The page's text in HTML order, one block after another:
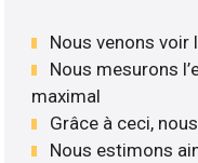
Nous venons voir
Nous mesurons
maximal
Grâce à ceci,
Nous estimons